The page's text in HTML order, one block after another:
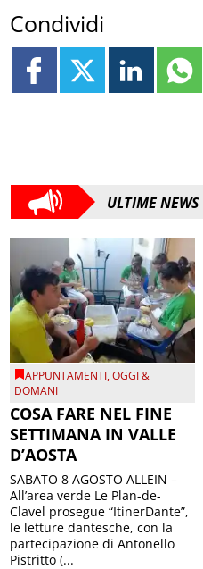
Condividi
ULTIME NEWS
APPUNTAMENTI,OGGI &
DOMANI
COSA FARE NEL FINE
SETTIMANA IN VALLE
D’AOSTA
SABATO 8 AGOSTO ALLEIN –
All’area verde Le Plan-de-
Clavel prosegue “ItinerDante”,
le letture dantesche, con la
partecipazione di Antonello
Pistritto (...